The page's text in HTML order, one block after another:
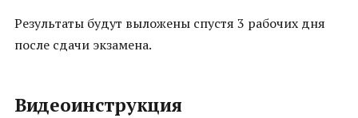
Результаты будут выложены спустя 3 рабочих дня
после сдачи экзамена.
Видеоинструкция